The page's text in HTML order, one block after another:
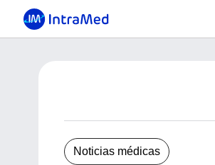
Noticias médicas